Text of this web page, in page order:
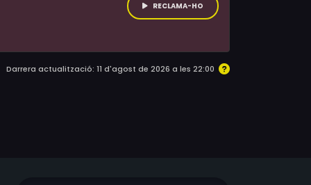
RECLAMA-HO
Darrera actualització: 11 d'agost de 2026 a les 22:00